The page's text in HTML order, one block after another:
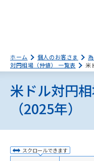
ホーム 個人のお客さま
対円相場（仲値） 一覧表
米
米ドル対円
（2025年）
スクロールできます